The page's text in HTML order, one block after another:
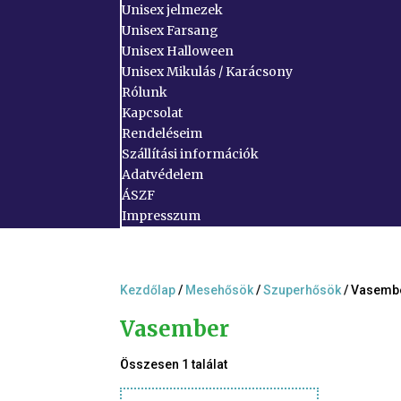
Unisex jelmezek
Unisex Farsang
Unisex Halloween
Unisex Mikulás / Karácsony
Rólunk
Kapcsolat
Rendeléseim
Szállítási információk
Adatvédelem
ÁSZF
Impresszum
Kezdőlap/ Mesehősök/Szuperhősök/
Vasember
Összesen 1 találat